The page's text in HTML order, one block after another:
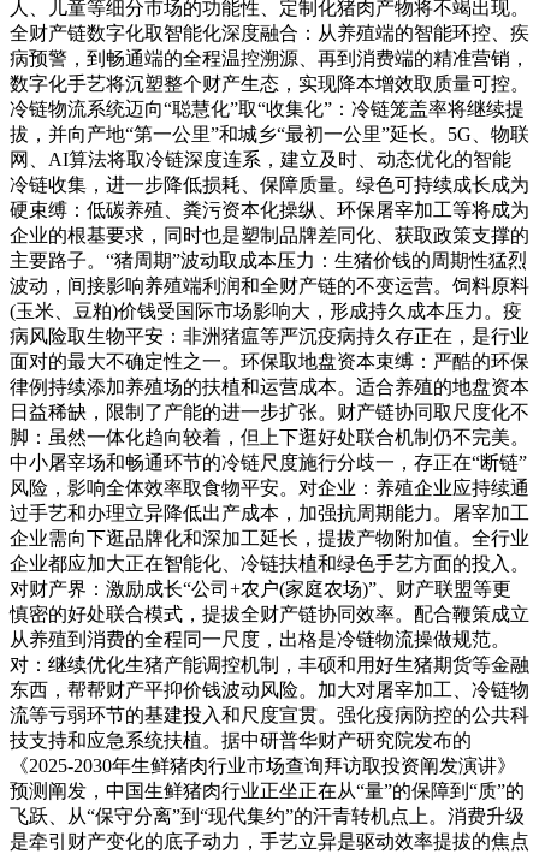
人、儿童等细分市场的功能性、定制化猪肉产物将不竭出现。
全财产链数字化取智能化深度融合：从养殖端的智能环控、疾
病预警，到畅通端的全程温控溯源、再到消费端的精准营销，
数字化手艺将沉塑整个财产生态，实现降本增效取质量可控。
冷链物流系统迈向“聪慧化”取“收集化”：冷链笼盖率将继续提
拔，并向产地“第一公里”和城乡“最初一公里”延长。5G、物联
网、AI算法将取冷链深度连系，建立及时、动态优化的智能
冷链收集，进一步降低损耗、保障质量。绿色可持续成长成为
硬束缚：低碳养殖、粪污资本化操纵、环保屠宰加工等将成为
企业的根基要求，同时也是塑制品牌差同化、获取政策支撑的
主要路子。“猪周期”波动取成本压力：生猪价钱的周期性猛烈
波动，间接影响养殖端利润和全财产链的不变运营。饲料原料
(玉米、豆粕)价钱受国际市场影响大，形成持久成本压力。疫
病风险取生物平安：非洲猪瘟等严沉疫病持久存正在，是行业
面对的最大不确定性之一。环保取地盘资本束缚：严酷的环保
律例持续添加养殖场的扶植和运营成本。适合养殖的地盘资本
日益稀缺，限制了产能的进一步扩张。财产链协同取尺度化不
脚：虽然一体化趋向较着，但上下逛好处联合机制仍不完美。
中小屠宰场和畅通环节的冷链尺度施行分歧一，存正在“断链”
风险，影响全体效率取食物平安。对企业：养殖企业应持续通
过手艺和办理立异降低出产成本，加强抗周期能力。屠宰加工
企业需向下逛品牌化和深加工延长，提拔产物附加值。全行业
企业都应加大正在智能化、冷链扶植和绿色手艺方面的投入。
对财产界：激励成长“公司+农户(家庭农场)”、财产联盟等更
慎密的好处联合模式，提拔全财产链协同效率。配合鞭策成立
从养殖到消费的全程同一尺度，出格是冷链物流操做规范。
对：继续优化生猪产能调控机制，丰硕和用好生猪期货等金融
东西，帮帮财产平抑价钱波动风险。加大对屠宰加工、冷链物
流等亏弱环节的基建投入和尺度宣贯。强化疫病防控的公共科
技支持和应急系统扶植。据中研普华财产研究院发布的
《2025-2030年生鲜猪肉行业市场查询拜访取投资阐发演讲》
预测阐发，中国生鲜猪肉行业正坐正在从“量”的保障到“质”的
飞跃、从“保守分离”到“现代集约”的汗青转机点上。消费升级
是牵引财产变化的底子动力，手艺立异是驱动效率提拔的焦点